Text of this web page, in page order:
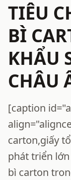
TIÊU
BÌ
KHẨU
CHÂU
[caption
carton,giấy
phát triển
bì carton